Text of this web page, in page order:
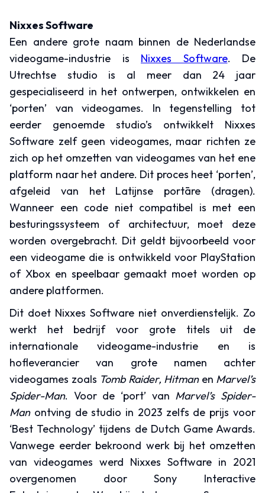
Nixxes Software
Een andere grote naam binnen de Nederlandse
videogame-industrie is Nixxes Software. De
Utrechtse studio is al meer dan 24 jaar
gespecialiseerd in het ontwerpen, ontwikkelen en
‘porten’ van videogames. In tegenstelling tot
eerder genoemde studio’s ontwikkelt Nixxes
Software zelf geen videogames, maar richten ze
zich op het omzetten van videogames van het ene
platform naar het andere. Dit proces heet ‘porten’,
afgeleid van het Latijnse portāre (dragen).
Wanneer een code niet compatibel is met een
besturingssysteem of architectuur, moet deze
worden overgebracht. Dit geldt bijvoorbeeld voor
een videogame die is ontwikkeld voor PlayStation
of Xbox en speelbaar gemaakt moet worden op
andere platformen.
Dit doet Nixxes Software niet onverdienstelijk. Zo
werkt het bedrijf voor grote titels uit de
internationale videogame-industrie en is
hofleverancier van grote namen achter
videogames zoals Tomb Raider, Hitman en Marvel’s
Spider-Man. Voor de ‘port’ van Marvel’s Spider-
Manontving de studio in 2023 zelfs de prijs voor
‘Best Technology’ tijdens de Dutch Game Awards.
Vanwege eerder bekroond werk bij het omzetten
van videogames werd Nixxes Software in 2021
overgenomen door Sony Interactive